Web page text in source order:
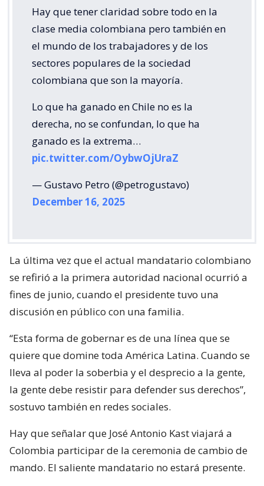
Hay que tener claridad sobre todo en la
clase media colombiana pero también en
el mundo de los trabajadores y de los
sectores populares de la sociedad
colombiana que son la mayoría.
Lo que ha ganado en Chile no es la
derecha, no se confundan, lo que ha
ganado es la extrema…
pic.twitter.com/OybwOjUraZ
— Gustavo Petro (@petrogustavo)
December 16, 2025
La última vez que el actual mandatario colombiano
se refirió a la primera autoridad nacional ocurrió a
fines de junio, cuando el presidente tuvo una
discusión en público con una familia.
“Esta forma de gobernar es de una línea que se
quiere que domine toda América Latina. Cuando se
lleva al poder la soberbia y el desprecio a la gente,
la gente debe resistir para defender sus derechos”,
sostuvo también en redes sociales.
Hay que señalar que José Antonio Kast viajará a
Colombia participar de la ceremonia de cambio de
mando. El saliente mandatario no estará presente.